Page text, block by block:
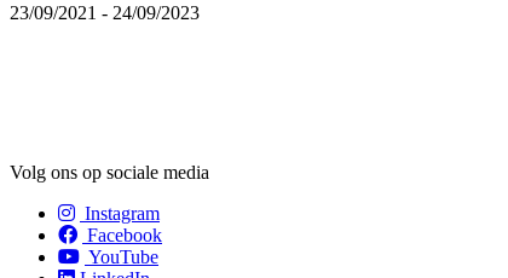
23/09/2021 - 24/09/2023
Volg ons op sociale media
Instagram
Facebook
YouTube